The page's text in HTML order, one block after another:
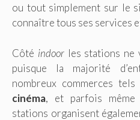
ou tout simplement sur le
connaître tous ses services
Côté indoor les stations ne
puisque la majorité
nombreux commerces tels
cinéma, et parfois même
stations organisent